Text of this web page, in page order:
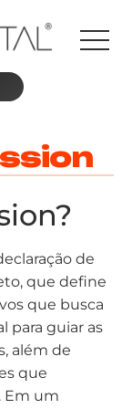
de
que define
que busca
para guiar as
além de
que
Em um